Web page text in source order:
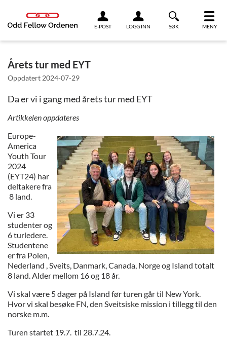
E-POST LOGG INN SØK MENY
Årets tur med EYT
Oppdatert 2024-07-29
Da er vi i gang med årets tur med EYT
Artikkelen oppdateres
Europe-
America
Youth Tour
2024
(EYT24) har
deltakere fra
8 land.
Vi er 33
studenter og
6 turledere.
Studentene
er fra Polen,
Nederland , Sveits, Danmark, Canada, Norge og Island totalt
8 land. Alder mellom 16 og 18 år.
Vi skal være 5 dager på Island før turen går til New York.
Hvor vi skal besøke FN, den Sveitsiske mission i tillegg til den
norske m.m.
Turen startet 19.7. til 28.7.24.